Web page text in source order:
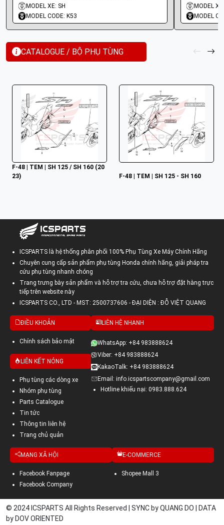
MODEL XE: SH
MODEL CODE: K53
MODEL
MODEL
CATALOGUE / BỘ PHỤ TÙNG
F-48 | TEM | SH 125 / SH 160 (20
23)
F-48 | TEM | SH 125 - SH 160
ICSPARTS là hệ thống phân phối 100% Phụ Tùng Xe Máy Chính Hãng
Chuyên cung cấp sản phẩm phụ tùng Honda chính hãng, giải pháp tra
cứu phụ tùng nhanh chóng
Trang trưng bày sản phẩm và hỗ trợ tra cứu, chưa hỗ trợ đặt hàng trực
tiếp trên website này
ICSPARTS CO., LTD - MST: 2500737606 - ĐẠI DIỆN : ĐỖ VIỆT QUANG
ĐIỀU KHOẢN
Chính sách bảo mật
LIÊN KẾT NÓNG
Phụ tùng các dòng xe
Nhóm phụ tùng
Parts Catalogue
Tin tức
Thông tin liên hệ
Trang chủ quản
LIÊN HỆ NHANH
WhatsApp: +84 983888624
Viber: +84 983888624
KakaoTalk: +84 983888624
Email: info.icspartscompany@gmail.com
Hotline khiếu nại: 0983.888.624
MẠNG XÃ HỘI
Facebook Fanpage
Facebook Company
E-COMMERCE
Shopee Mall 3
© 2024 ICSPARTS All Rights Reserved | SYNC by QUANG DO | DATA
by DOV ORIENTED